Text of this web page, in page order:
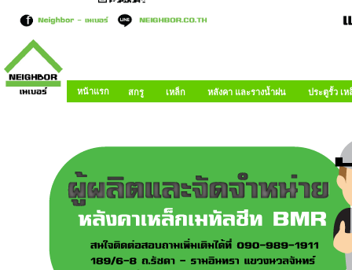
หน้าแรก สกรู เหล็ก หลังคา และรางน้ำฝน ประตูรั้ว เ